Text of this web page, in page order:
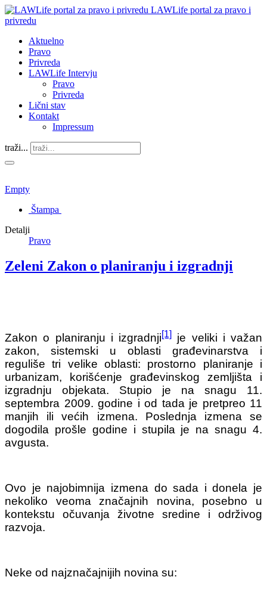
LAWLife portal za pravo i
privredu
Aktuelno
Pravo
Privreda
LAWLife Intervju
Pravo
Privreda
Lični stav
Kontakt
Impressum
traži...
Empty
Štampa
Detalji
Pravo
Zeleni Zakon o planiranju i izgradnji
Zakon o planiranju i izgradnji[1]
je veliki i važan
zakon, sistemski u oblasti građevinarstva i
reguliše tri velike oblasti: prostorno planiranje i
urbanizam, korišćenje građevinskog zemljišta i
izgradnju objekata. Stupio je na snagu 11.
septembra 2009. godine i od tada je pretpreo 11
manjih ili većih izmena. Poslednja izmena se
dogodila prošle godine i stupila je na snagu 4.
avgusta.
Ovo je najobimnija izmena do sada i donela je
nekoliko veoma značajnih novina, posebno u
kontekstu očuvanja životne sredine i održivog
razvoja.
Neke od najznačajnijih novina su: